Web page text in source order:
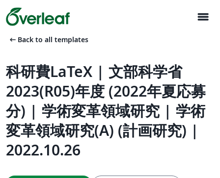
menu
arrow_left_alt Back to all templates
科研費LaTeX | 文部科学省
2023(R05)年度 (2022年夏応募
分) | 学術変革領域研究 | 学術
変革領域研究(A) (計画研究) |
2022.10.26